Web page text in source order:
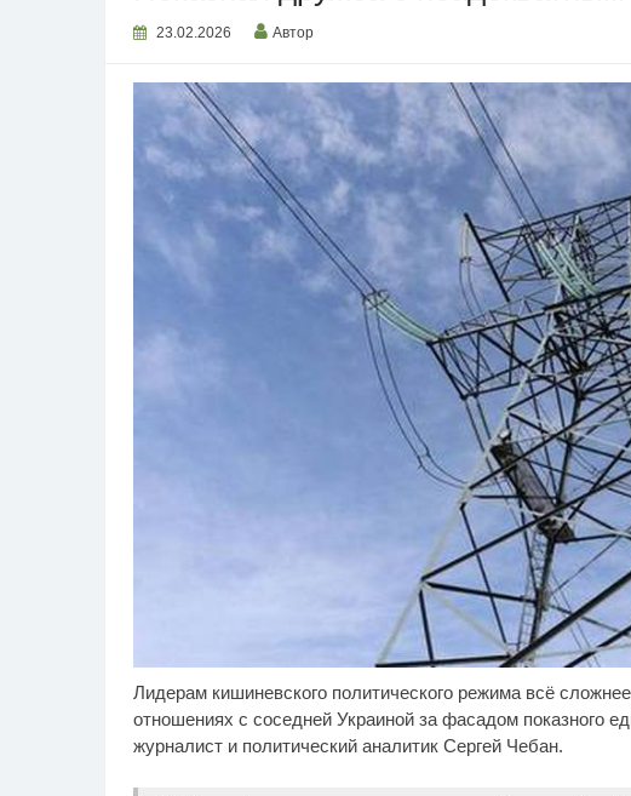
23.02.2026 Автор
Лидерам кишиневского политического режима всё
отношениях с соседней Украиной за фасадом показного
журналист и политический аналитик Сергей Чебан.
i
Ролик длится пару
секунд, но вы будете в
шоке от увиденного
Ролик из
будете